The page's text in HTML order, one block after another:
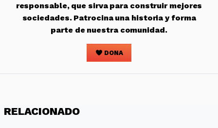
responsable, que sirva para construir mejores
sociedades. Patrocina una historia y forma
parte de nuestra comunidad.
DONA
RELACIONADO